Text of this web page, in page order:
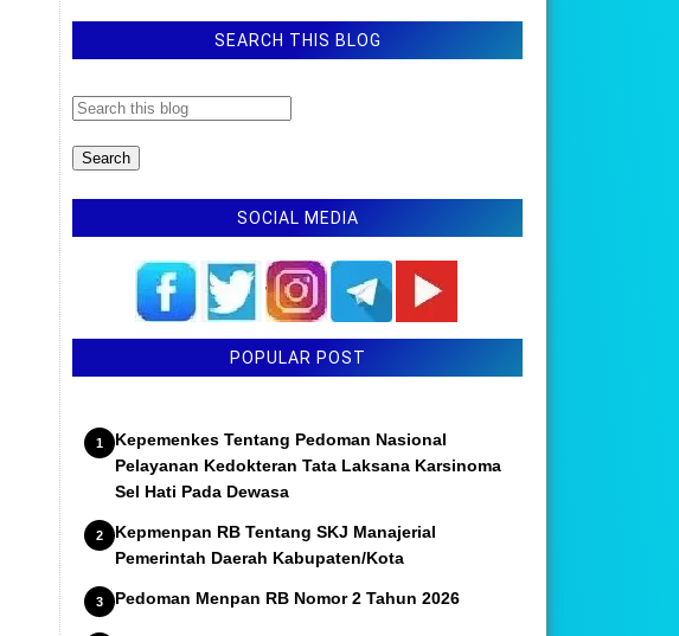
SEARCH THIS BLOG
SOCIAL MEDIA
POPULAR POST
Kepemenkes Tentang Pedoman Nasional
Pelayanan Kedokteran Tata Laksana Karsinoma
Sel Hati Pada Dewasa
Kepmenpan RB Tentang SKJ Manajerial
Pemerintah Daerah Kabupaten/Kota
Pedoman Menpan RB Nomor 2 Tahun 2026